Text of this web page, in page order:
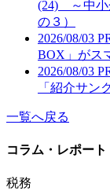
(24) ～中小
の３）
2026/08/03
BOX」がス
2026/08/03
「紹介サン
一覧へ戻る
コラム・レポート
税務